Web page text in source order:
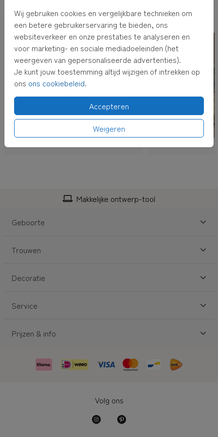
Wij gebruiken cookies en vergelijkbare technieken om
een betere gebruikerservaring te bieden, ons
websiteverkeer en onze prestaties te analyseren en
voor marketing- en sociale mediadoeleinden (het
weergeven van gepersonaliseerde advertenties).
Je kunt jouw toestemming altijd wijzigen of intrekken op
ons ons cookiebeleid.
Accepteren
Weigeren
Je kunt kiezen voor rechtstreeks verzenden of pakket
ontvangen . Bijpakket ontvangenkrijg je de kaarten thuis.
Kies je voor rechtstreeks verzenden , dan versturen wij de
kaarten voor je inclusief envelop en postzegel! De
adressen kun je bij het afrekenen invullen.
TIP:Adressen altijd bij de hand hebben? Verzamel dan
adressen in jeeigen adresboek
Makkelijke ontwerp-tool
Geboorte
Trouwen
Decoratie
Service
Prijzen & info
Volg ons